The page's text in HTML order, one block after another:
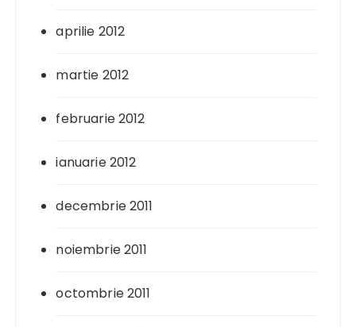
aprilie 2012
martie 2012
februarie 2012
ianuarie 2012
decembrie 2011
noiembrie 2011
octombrie 2011